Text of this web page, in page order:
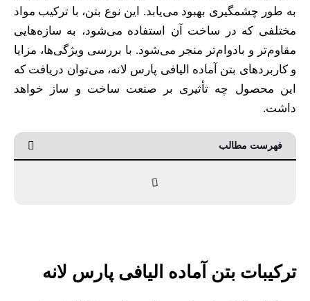
به طور چشمگیری بهبود می‌یابد. این نوع بتن، با ترکیب مواد
مختلفی که در ساخت آن استفاده می‌شود، به سازه‌هایی
مقاوم‌تر و بادوام‌تر منجر می‌شود. با بررسی ویژگی‌ها، مزایا
و کاربردهای بتن آماده الیافی پارس لانه، می‌توان دریافت که
این محصول چه تأثیری بر صنعت ساخت و ساز خواهد
داشت.
فهرست مطالب
ترکیبات بتن آماده الیافی پارس لانه